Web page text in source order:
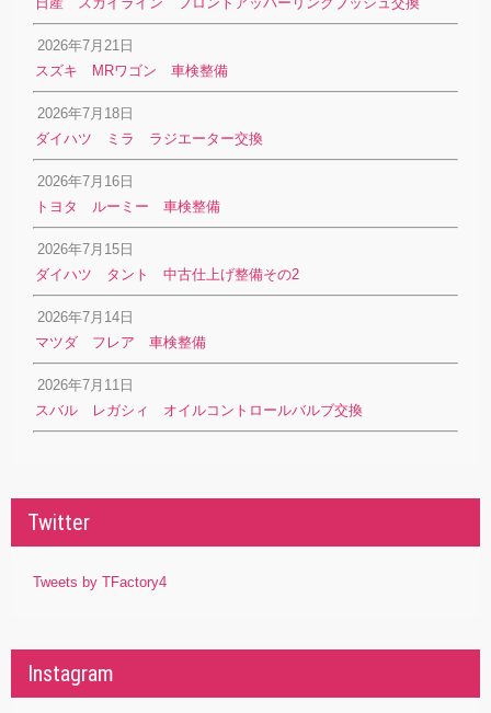
2026年7月21日
スズキ MRワゴン 車検整備
2026年7月18日
ダイハツ ミラ ラジエーター交換
2026年7月16日
トヨタ ルーミー 車検整備
2026年7月15日
ダイハツ タント 中古仕上げ整備その2
2026年7月14日
マツダ フレア 車検整備
2026年7月11日
スバル レガシィ オイルコントロールバルブ交換
Twitter
Tweets by TFactory4
Instagram